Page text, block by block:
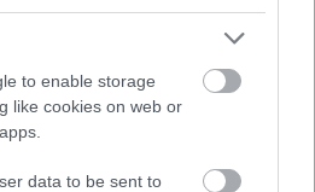
to enable storage
like cookies on web or
data to be sent to